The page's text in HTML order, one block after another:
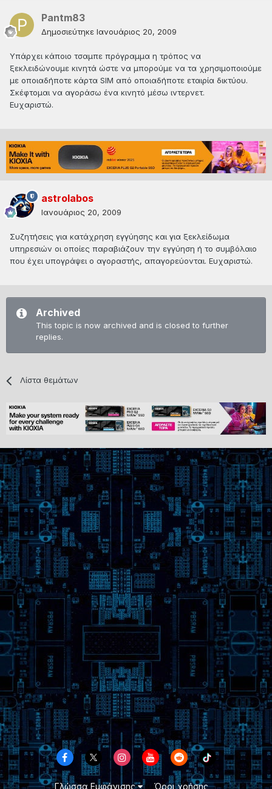
Pantm83
Δημοσιεύτηκε Ιανουάριος 20, 2009
Υπάρχει κάποιο τσαμπε πρόγραμμα η τρόπος να
ξεκλειδώνουμε κινητά ώστε να μπορούμε να τα χρησιμοποιούμε
με οποιαδήποτε κάρτα SIM από οποιαδήποτε εταιρία δικτύου.
Σκέφτομαι να αγοράσω ένα κινητό μέσω ιντερνετ.
Ευχαριστώ.
astrolabos
Ιανουάριος 20, 2009
Συζητήσεις για κατάχρηση εγγύησης και για ξεκλείδωμα
υπηρεσιών οι οποίες παραβιάζουν την εγγύηση ή το συμβόλαιο
που έχει υπογράψει ο αγοραστής, απαγορεύονται. Ευχαριστώ.
Archived
This topic is now archived and is closed to further
replies.
Λίστα θεμάτων
Γλώσσα Εμφάνισης Όροι χρήσης